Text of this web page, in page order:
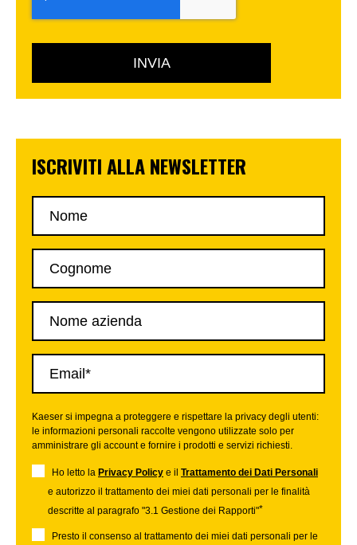
ISCRIVITI ALLA NEWSLETTER
Kaeser si impegna a proteggere e rispettare la privacy degli utenti:
le informazioni personali raccolte vengono utilizzate solo per
amministrare gli account e fornire i prodotti e servizi richiesti.
Ho letto la Privacy Policy e il Trattamento dei Dati Personali
e autorizzo il trattamento dei miei dati personali per le finalità
descritte al paragrafo "3.1 Gestione dei Rapporti"*
Presto il consenso al trattamento dei miei dati personali per le